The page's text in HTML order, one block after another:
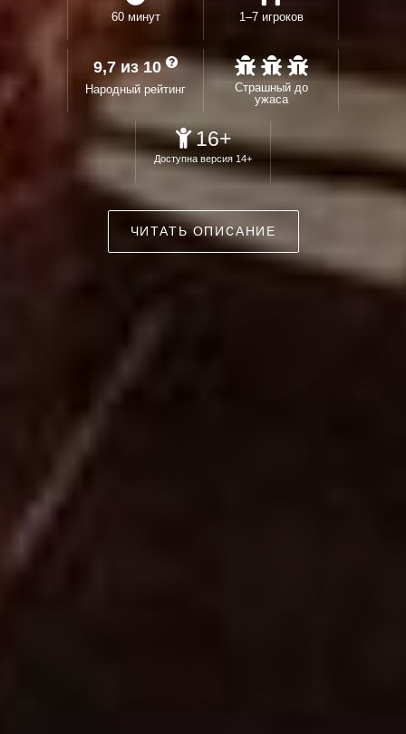
60 минут 1–7 игроков
9,7 из 10
Народный рейтинг
Страшный до
ужаса
16+
Доступна версия 14+
ЧИТАТЬ ОПИСАНИЕ